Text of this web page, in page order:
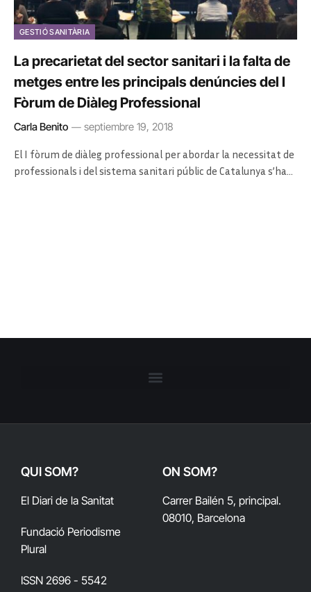
GESTIÓ SANITÀRIA
La precarietat del sector sanitari i la falta de
metges entre les principals denúncies del I
Fòrum de Diàleg Professional
Carla Benito septiembre 19, 2018
El I fòrum de diàleg professional per abordar la necessitat de
professionals i del sistema sanitari públic de Catalunya s’ha…
QUI SOM?
El Diari de la Sanitat
Fundació Periodisme
Plural
ISSN 2696 - 5542
ON SOM?
Carrer Bailén 5, principal.
08010, Barcelona